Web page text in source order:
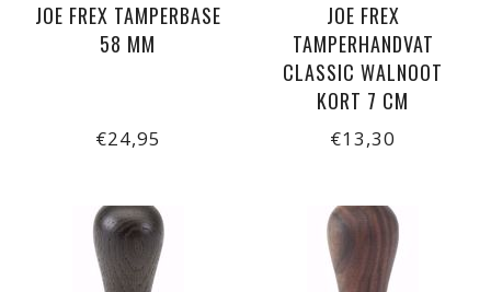
JOE FREX TAMPERBASE
58 MM
€24,95
JOE FREX
TAMPERHANDVAT
CLASSIC WALNOOT
KORT 7 CM
€13,30